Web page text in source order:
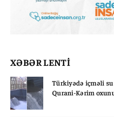
XƏBƏR LENTİ
Türkiyədə içməli
Qurani-Kərim